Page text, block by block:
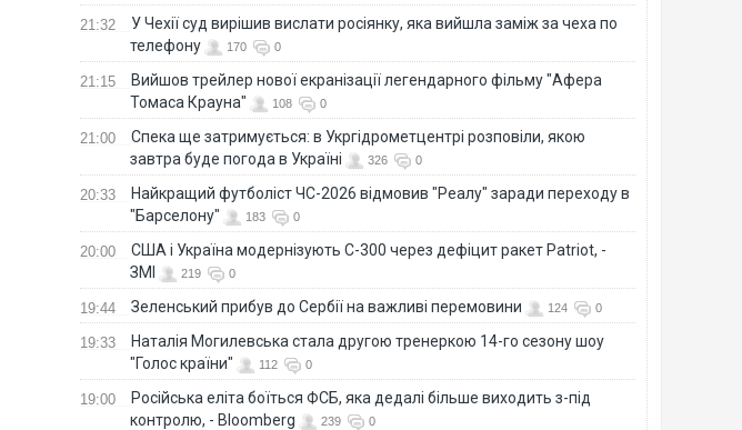
21:32
У Чехії суд вирішив вислати росіянку, яка вийшла заміж за чеха по
телефону
170 0
21:15
Вийшов трейлер нової екранізації легендарного фільму "Афера
Томаса Крауна"
108 0
21:00
Спека ще затримується: в Укргідрометцентрі розповіли, якою
завтра буде погода в Україні
326 0
20:33
Найкращий футболіст ЧС-2026 відмовив "Реалу" заради переходу в
"Барселону"
183 0
20:00
США і Україна модернізують С-300 через дефіцит ракет Patriot, -
ЗМІ
219 0
19:44 Зеленський прибув до Сербії на важливі перемовини 124 0
19:33
Наталія Могилевська стала другою тренеркою 14-го сезону шоу
"Голос країни"
112 0
19:00
Російська еліта боїться ФСБ, яка дедалі більше виходить з-під
контролю, - Bloomberg
239 0